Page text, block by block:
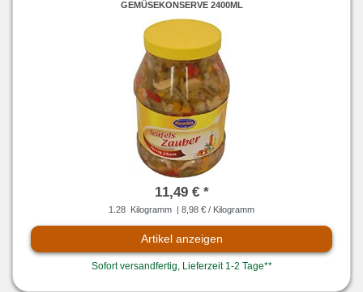
GEMÜSEKONSERVE 2400ML
11,49 € *
1.28 Kilogramm | 8,98 € / Kilogramm
Artikel anzeigen
Sofort versandfertig, Lieferzeit 1-2 Tage**